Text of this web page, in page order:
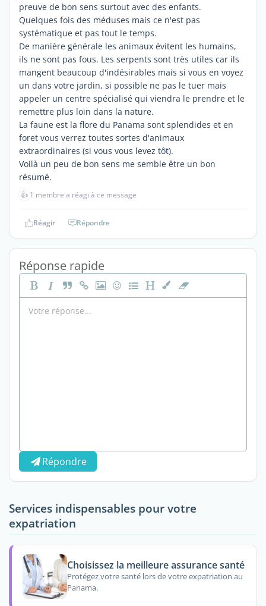
preuve de bon sens surtout avec des enfants.
Quelques fois des méduses mais ce n'est pas
systématique et pas tout le temps.
De manière générale les animaux évitent les humains,
ils ne sont pas fous. Les serpents sont très utiles car ils
mangent beaucoup d'indésirables mais si vous en voyez
un dans votre jardin, si possible ne pas le tuer mais
appeler un centre spécialisé qui viendra le prendre et le
remettre plus loin dans la nature.
La faune est la flore du Panama sont splendides et en
foret vous verrez toutes sortes d'animaux
extraordinaires (si vous vous levez tôt).
Voilà un peu de bon sens me semble être un bon
résumé.
👍 1 membre a réagi à ce message
Réagir Répondre
Réponse rapide
Répondre
Services indispensables pour votre
expatriation
Choisissez la meilleure assurance santé
Protégez votre santé lors de votre expatriation au
Panama.